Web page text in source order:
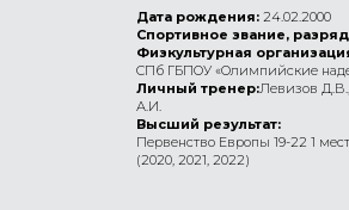
Дата рождения: 24.02.2000
Спортивное звание,
Физкультурная
СПб ГБПОУ «Олимпийские
Личный тренер:Левизов
А.И.
Высший результат:
Первенство Европы 19-22 1
(2020, 2021, 2022)